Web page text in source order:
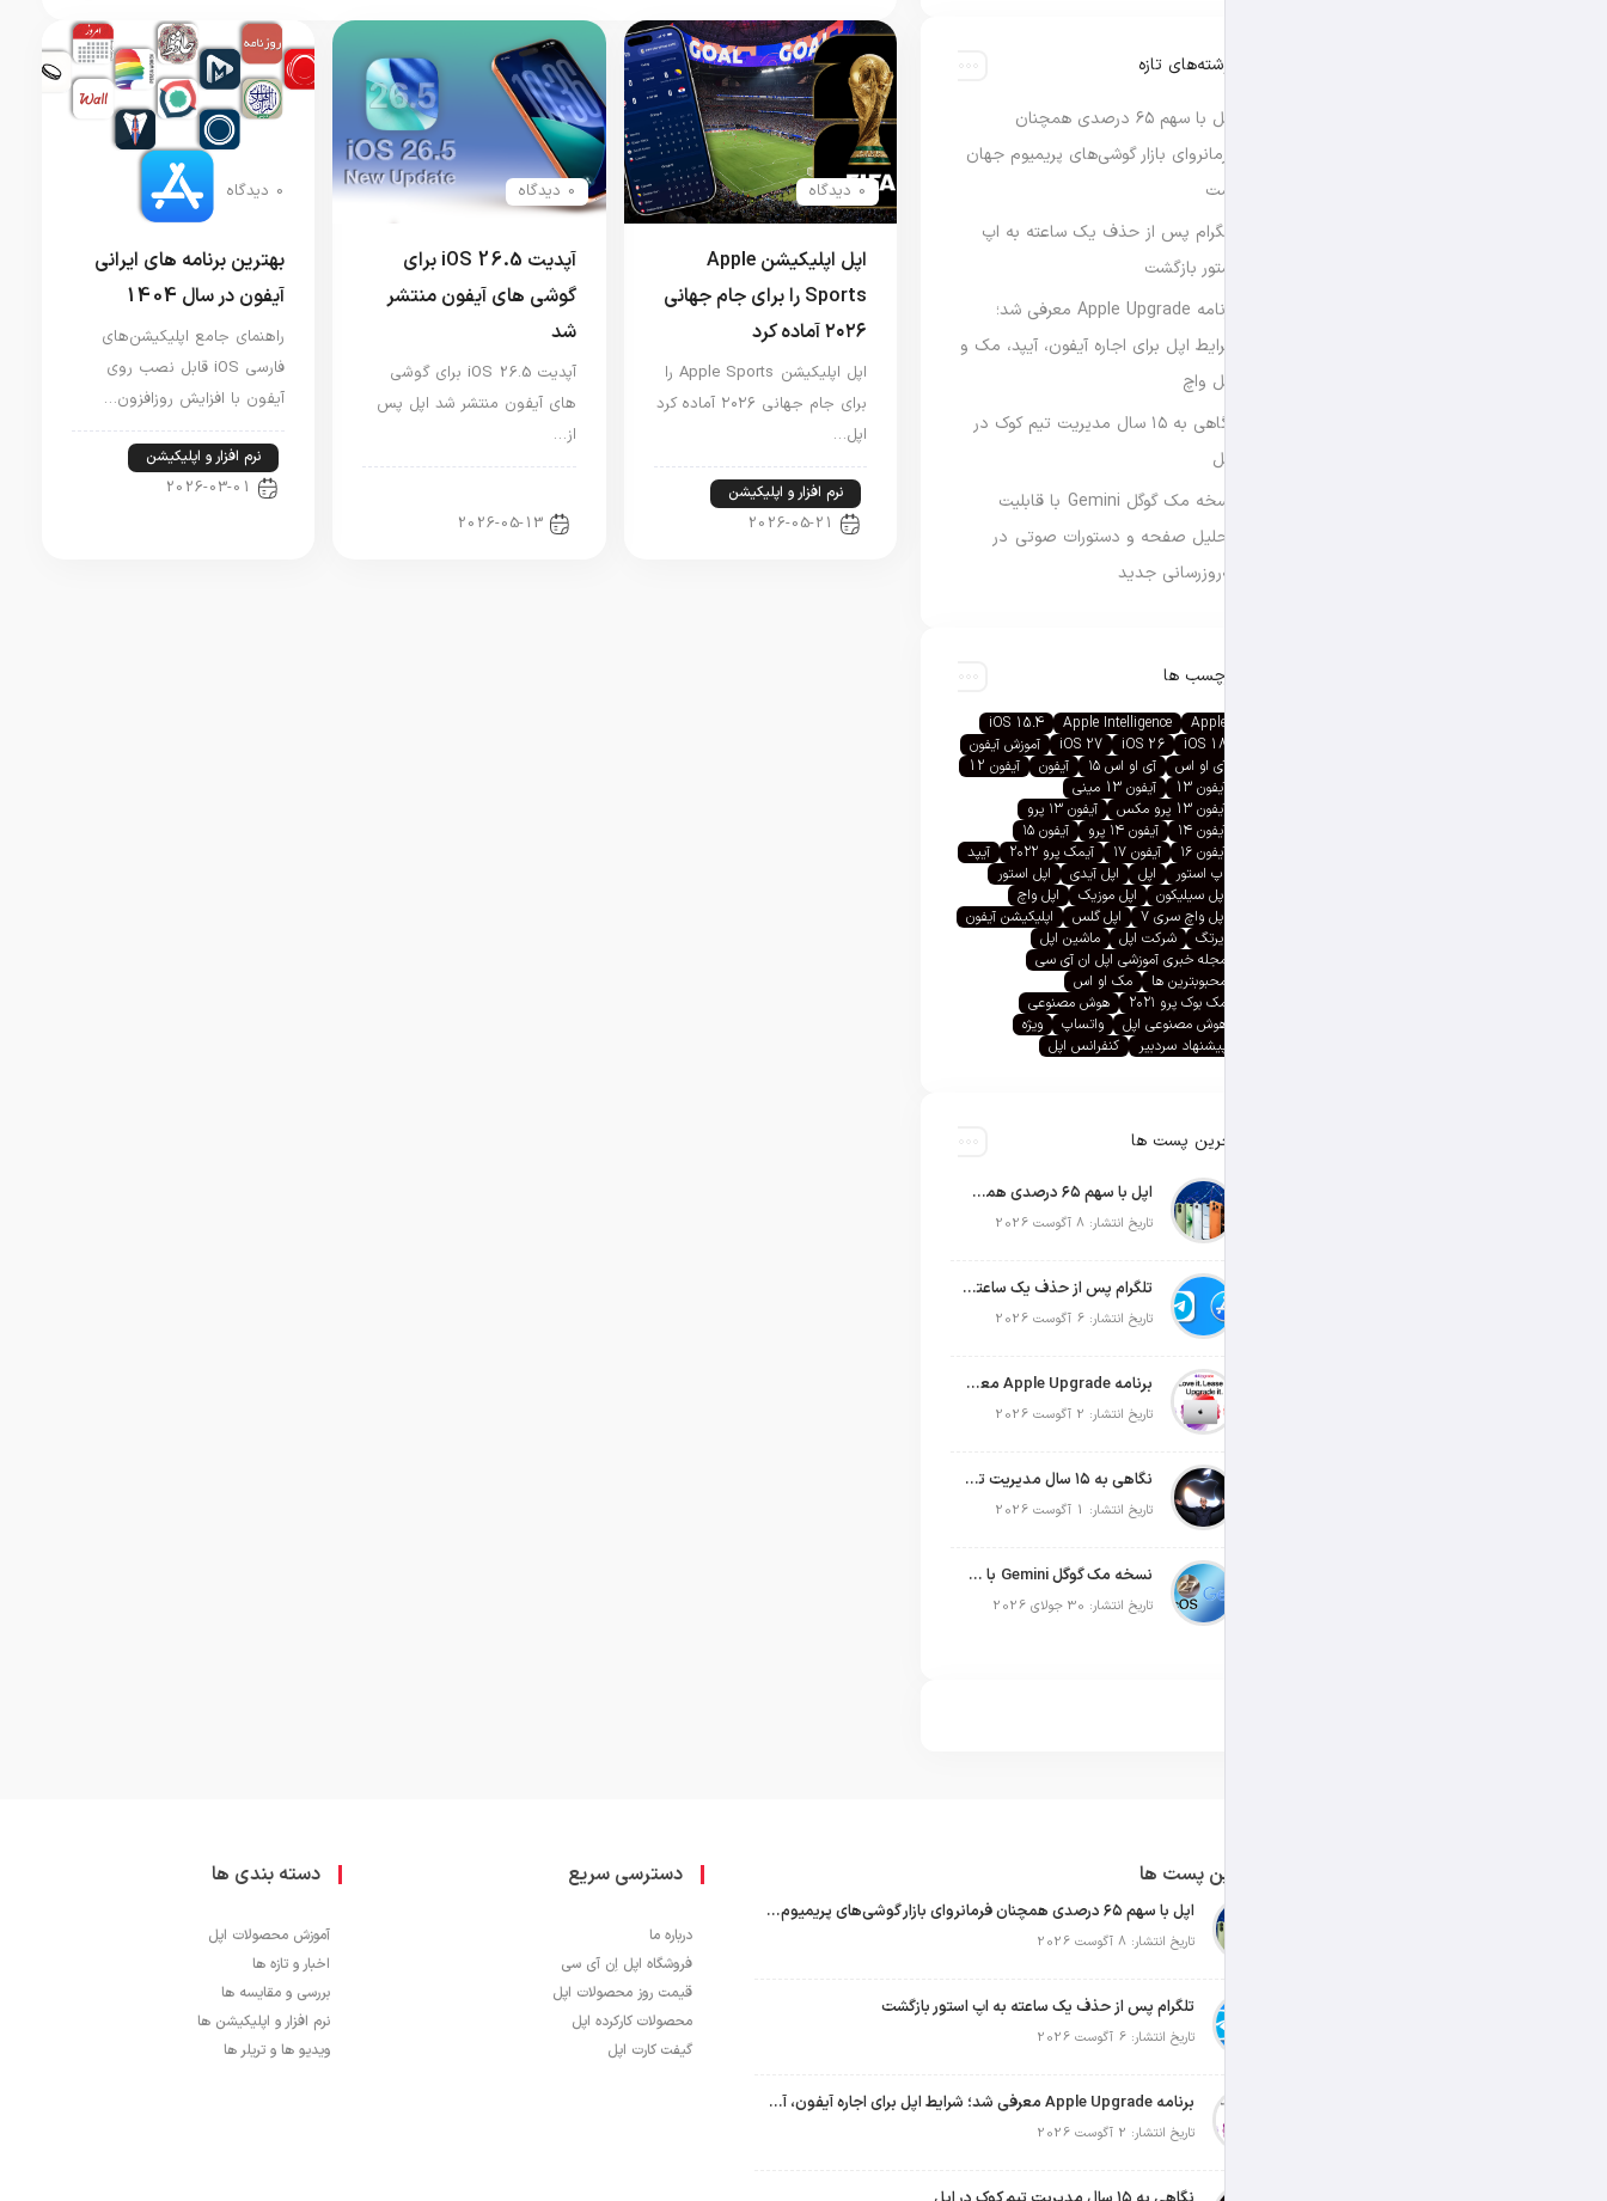
0 دیدگاه
اپل اپلیکیشن Apple
Sports را برای جام جهانی
۲۰۲۶ آماده کرد
اپل اپلیکیشن Apple Sports را
برای جام جهانی ۲۰۲۶ آماده کرد
اپل…
نرم افزار و اپلیکیشن
2026-05-21
0 دیدگاه
آپدیت iOS 26.5 برای
گوشی های آیفون منتشر
شد
آپدیت iOS 26.5 برای گوشی
های آیفون منتشر شد اپل پس
از…
2026-05-13
0 دیدگاه
بهترین برنامه های ایرانی
آیفون در سال 1404
راهنمای جامع اپلیکیشن‌های
فارسی iOS قابل نصب روی
آیفون با افزایش روزافزون…
نرم افزار و اپلیکیشن
2026-03-01
نوشته‌های تازه
اپل با سهم ۶۵ درصدی همچنان
فرمانروای بازار گوشی‌های پریمیوم جهان
است
تلگرام پس از حذف یک ساعته به اپ
استور بازگشت
برنامه Apple Upgrade معرفی شد؛
شرایط اپل برای اجاره آیفون، آیپد، مک و
اپل واچ
نگاهی به ۱۵ سال مدیریت تیم کوک در
اپل
نسخه مک گوگل Gemini با قابلیت
تحلیل صفحه و دستورات صوتی در
به‌روزرسانی جدید
برچسب ها
Apple
Apple Intelligence
iOS 15.4
iOS 18
iOS 26
iOS 27
آموزش آیفون
آی او اس
آی او اس ۱۵ آیفون
آیفون 12
آیفون 13
آیفون 13 مینی
آیفون 13 پرو مکس
آیفون ۱۳ پرو
آیفون ۱۴
آیفون ۱۴ پرو
آیفون ۱۵
آیفون ۱۶
آیفون ۱۷ آیمک پرو ۲۰۲۲
آیپد
اپ استور
اپل اپل آیدی
اپل استور
اپل سیلیکون
اپل موزیک
اپل واچ
اپل واچ سری ۷
اپل گلس
اپلیکیشن آیفون
ایرتگ
شرکت اپل
ماشین اپل
مجله خبری آموزشی اپل ان آی سی
محبوبترین ها
مک او اس
مک بوک پرو ۲۰۲۱
هوش مصنوعی
هوش مصنوعی اپل
واتساپ
ویژه
پیشنهاد سردبیر
کنفرانس اپل
آخرین پست ها
اپل با سهم ۶۵ درصدی همچنان فرمانروای بازار گوشی‌های پریمیوم جهان است
تاریخ انتشار: 8 آگوست 2026
تلگرام پس از حذف یک ساعته به اپ استور بازگشت
تاریخ انتشار: 6 آگوست 2026
برنامه Apple Upgrade معرفی شد؛ شرایط اپل برای اجاره آیفون، آیپد، مک و اپل واچ
تاریخ انتشار: 2 آگوست 2026
نگاهی به ۱۵ سال مدیریت تیم کوک در اپل
تاریخ انتشار: 1 آگوست 2026
نسخه مک گوگل Gemini با قابلیت تحلیل صفحه و دستورات صوتی در به‌روزرسانی جدید
تاریخ انتشار: 30 جولای 2026
آخرین پست ها
اپل با سهم ۶۵ درصدی همچنان فرمانروای بازار گوشی‌های پریمیوم جهان است
تاریخ انتشار: 8 آگوست 2026
تلگرام پس از حذف یک ساعته به اپ استور بازگشت
تاریخ انتشار: 6 آگوست 2026
برنامه Apple Upgrade معرفی شد؛ شرایط اپل برای اجاره آیفون، آیپد، مک و اپل واچ
تاریخ انتشار: 2 آگوست 2026
دسترسی سریع
درباره ما
فروشگاه اپل اِن آی سی
قیمت روز محصولات اپل
محصولات کارکرده اپل
گیفت کارت اپل
دسته بندی ها
آموزش محصولات اپل
اخبار و تازه ها
بررسی و مقایسه ها
نرم افزار و اپلیکیشن ها
ویدیو ها و تریلر ها